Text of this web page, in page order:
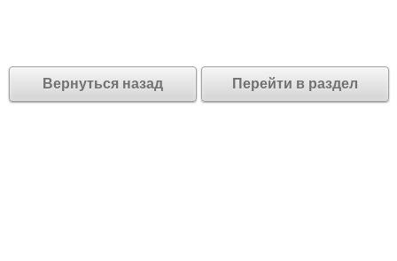
Вернуться назад Перейти в раздел